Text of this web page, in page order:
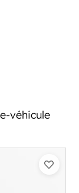
véhicule